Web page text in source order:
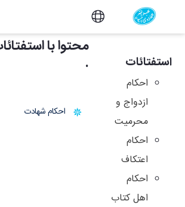
آرشیو استفتائات و توضیح المسائل
استفتائات
احکام
ازدواج و
محرمیت
احکام
اعتکاف
احکام
اهل کتاب
محتوا با
.
احكام شهادت